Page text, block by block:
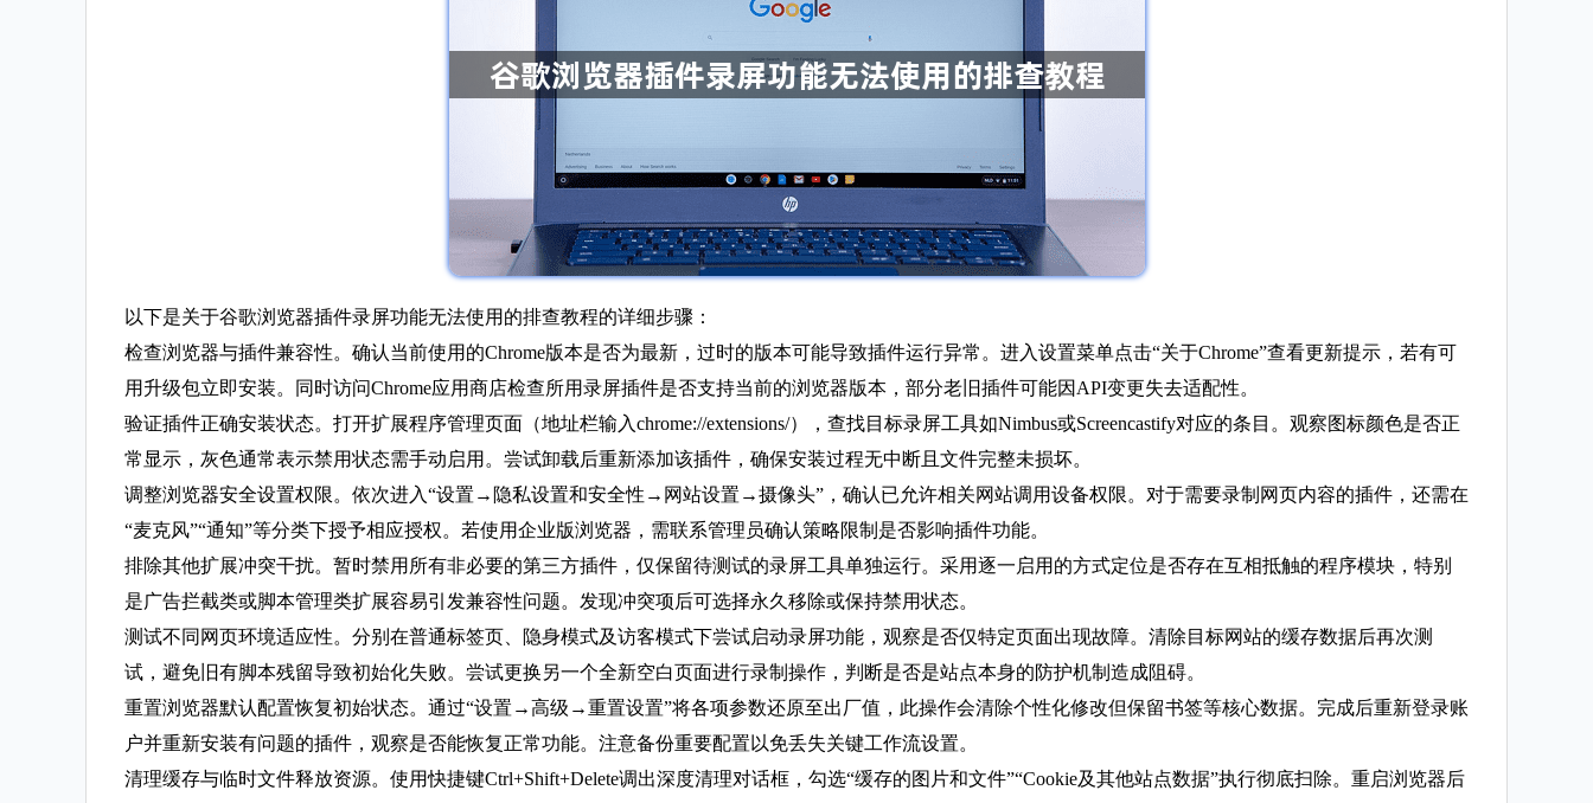
以下是关于谷歌浏览器插件录屏功能无法使用的排查教程的详细步骤：
检查浏览器与插件兼容性。确认当前使用的Chrome版本是否为最新，过时的版本可能导致插件运行异常。进入设置菜单点击“关于Chrome”查看更新提示，若有可
用升级包立即安装。同时访问Chrome应用商店检查所用录屏插件是否支持当前的浏览器版本，部分老旧插件可能因API变更失去适配性。
验证插件正确安装状态。打开扩展程序管理页面（地址栏输入chrome://extensions/），查找目标录屏工具如Nimbus或Screencastify对应的条目。观察图标颜色是否正
常显示，灰色通常表示禁用状态需手动启用。尝试卸载后重新添加该插件，确保安装过程无中断且文件完整未损坏。
调整浏览器安全设置权限。依次进入“设置→隐私设置和安全性→网站设置→摄像头”，确认已允许相关网站调用设备权限。对于需要录制网页内容的插件，还需在
“麦克风”“通知”等分类下授予相应授权。若使用企业版浏览器，需联系管理员确认策略限制是否影响插件功能。
排除其他扩展冲突干扰。暂时禁用所有非必要的第三方插件，仅保留待测试的录屏工具单独运行。采用逐一启用的方式定位是否存在互相抵触的程序模块，特别
是广告拦截类或脚本管理类扩展容易引发兼容性问题。发现冲突项后可选择永久移除或保持禁用状态。
测试不同网页环境适应性。分别在普通标签页、隐身模式及访客模式下尝试启动录屏功能，观察是否仅特定页面出现故障。清除目标网站的缓存数据后再次测
试，避免旧有脚本残留导致初始化失败。尝试更换另一个全新空白页面进行录制操作，判断是否是站点本身的防护机制造成阻碍。
重置浏览器默认配置恢复初始状态。通过“设置→高级→重置设置”将各项参数还原至出厂值，此操作会清除个性化修改但保留书签等核心数据。完成后重新登录账
户并重新安装有问题的插件，观察是否能恢复正常功能。注意备份重要配置以免丢失关键工作流设置。
清理缓存与临时文件释放资源。使用快捷键Ctrl+Shift+Delete调出深度清理对话框，勾选“缓存的图片和文件”“Cookie及其他站点数据”执行彻底扫除。重启浏览器后